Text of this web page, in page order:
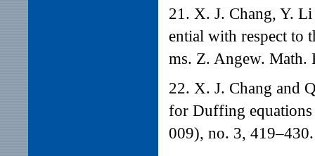
21. X. J. Chang, Y.
ential with respect to
ms. Z. Angew. Math.
22. X. J. Chang and
for Duffing equations
009), no. 3, 419–430.